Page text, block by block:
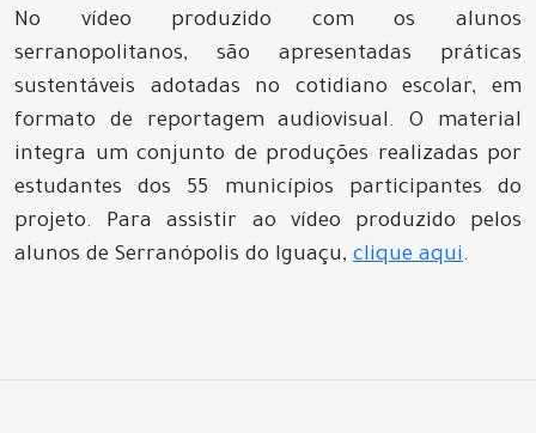
No vídeo produzido com os alunos
serranopolitanos, são apresentadas práticas
sustentáveis adotadas no cotidiano escolar, em
formato de reportagem audiovisual. O material
integra um conjunto de produções realizadas por
estudantes dos 55 municípios participantes do
projeto. Para assistir ao vídeo produzido pelos
alunos de Serranópolis do Iguaçu, clique aqui.